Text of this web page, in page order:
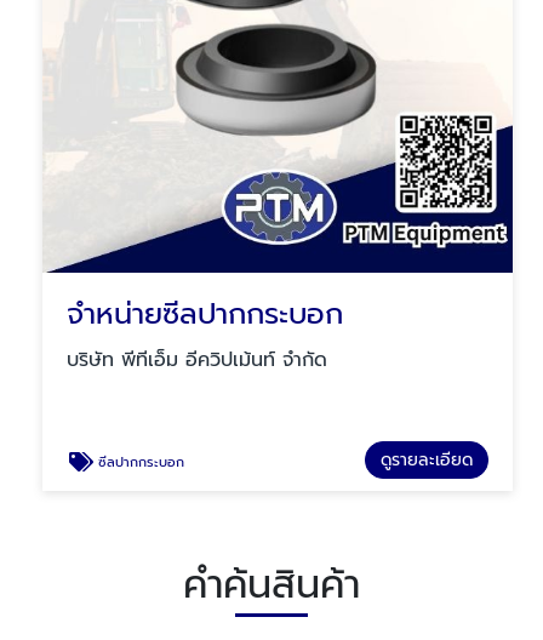
จำหน่ายซีลปากกระบอก
บริษัท พีทีเอ็ม อีควิปเม้นท์ จำกัด
ซีลปากกระบอก ดูรายละเอียด
คำค้นสินค้า